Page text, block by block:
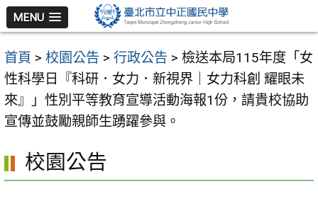
跳
至
主
要
內
容
MENU
首頁 > 校園公告 > 行政公告 > 檢送本局115年度「女
性科學日『科研．女力．新視界｜女力科創 耀眼未
來』」性別平等教育宣導活動海報1份，請貴校協助
宣傳並鼓勵親師生踴躍參與。
校園公告